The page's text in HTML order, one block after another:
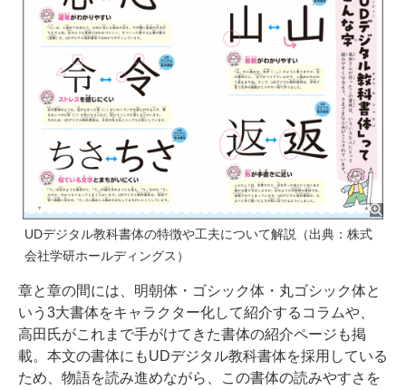
UDデジタル教科書体の特徴や工夫について解説（出典：株式
会社学研ホールディングス）
章と章の間には、明朝体・ゴシック体・丸ゴシック体と
いう3大書体をキャラクター化して紹介するコラムや、
高田氏がこれまで手がけてきた書体の紹介ページも掲
載。本文の書体にもUDデジタル教科書体を採用している
ため、物語を読み進めながら、この書体の読みやすさを